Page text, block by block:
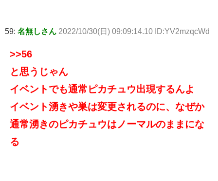
59: 名無しさん 2022/10/30(日) 09:09:14.10 ID:YV2mzqcWd
>>56
と思うじゃん
イベントでも通常ピカチュウ出現するんよ
イベント湧きや巣は変更されるのに、なぜか
通常湧きのピカチュウはノーマルのままにな
る